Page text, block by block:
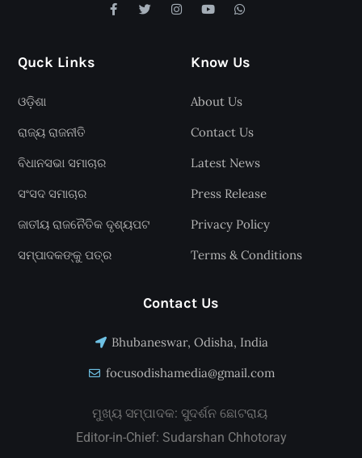
Quck Links
ଓଡ଼ିଶା
ରାଜ୍ୟ ରାଜନୀତି
ବିଧାନସଭା ସମାଚାର
ସଂସଦ ସମାଚାର
ଜାତୀୟ ରାଜନୈତିକ ଦୃଶ୍ୟପଟ
ସମ୍ପାଦକଙ୍କୁ ପତ୍ର
Know Us
About Us
Contact Us
Latest News
Press Release
Privacy Policy
Terms & Conditions
Contact Us
Bhubaneswar, Odisha, India
focusodishamedia@gmail.com
ମୁଖ୍ୟ ସମ୍ପାଦକ: ସୁଦର୍ଶନ ଛୋଟରାୟ
Editor-in-Chief: Sudarshan Chhotoray